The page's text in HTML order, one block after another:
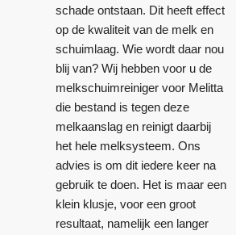
schade ontstaan. Dit heeft effect
op de kwaliteit van de melk en
schuimlaag. Wie wordt daar nou
blij van? Wij hebben voor u de
melkschuimreiniger voor Melitta
die bestand is tegen deze
melkaanslag en reinigt daarbij
het hele melksysteem. Ons
advies is om dit iedere keer na
gebruik te doen. Het is maar een
klein klusje, voor een groot
resultaat, namelijk een langer